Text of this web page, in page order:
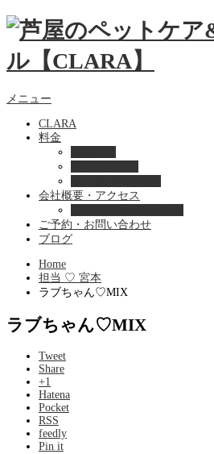
メニュー
CLARA
料金
会社概要・アクセス
ご予約・お問い合わせ
ブログ
Home
担当 ♡ 宮本
ラブちゃん♡‬MIX
ラブちゃん♡‬MIX
Tweet
Share
+1
Hatena
Pocket
RSS
feedly
Pin it